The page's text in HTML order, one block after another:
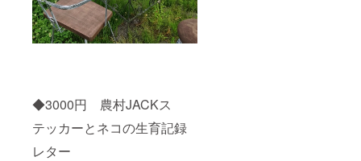
◆3000円 農村JACKス
テッカーとネコの生育記録
レター